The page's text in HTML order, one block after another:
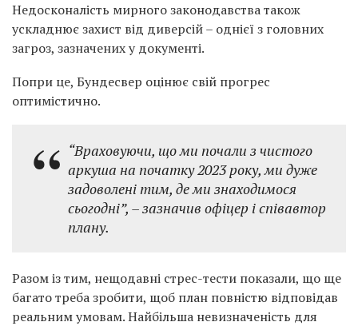
Недосконалість мирного законодавства також
ускладнює захист від диверсій – однієї з головних
загроз, зазначених у документі.
Попри це, Бундесвер оцінює свій прогрес
оптимістично.
“Враховуючи, що ми почали з чистого
аркуша на початку 2023 року, ми дуже
задоволені тим, де ми знаходимося
сьогодні”, – зазначив офіцер і співавтор
плану.
Разом із тим, нещодавні стрес-тести показали, що ще
багато треба зробити, щоб план повністю відповідав
реальним умовам. Найбільша невизначеність для